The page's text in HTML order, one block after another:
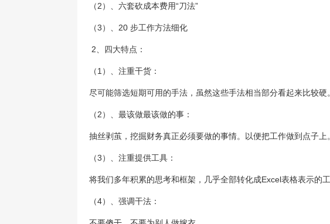
（2）、六套砍成本费用“刀法”
（3）、20 步工作方法细化
2 、四大特点：
（1）、注重干货：
尽可能筛选短期可用的手法，虽然这些手法相当部分看起来比较
（2）、最该做最该做的事：
抽丝剥茧，挖掘财务真正必须要做的事情。以便把工作做到点子上。
（3）、注重提供工具：
将我们多年积累的思考和框架，几乎全部转化成Excel表格表示的
（4）、强调干法：